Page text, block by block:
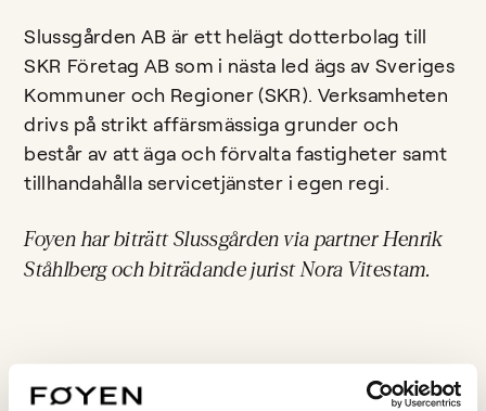
Slussgården AB är ett helägt dotterbolag till
SKR Företag AB som i nästa led ägs av Sveriges
Kommuner och Regioner (SKR). Verksamheten
drivs på strikt affärsmässiga grunder och
består av att äga och förvalta fastigheter samt
tillhandahålla servicetjänster i egen regi.
Foyen har biträtt Slussgården via partner Henrik
Ståhlberg och biträdande jurist Nora Vitestam.